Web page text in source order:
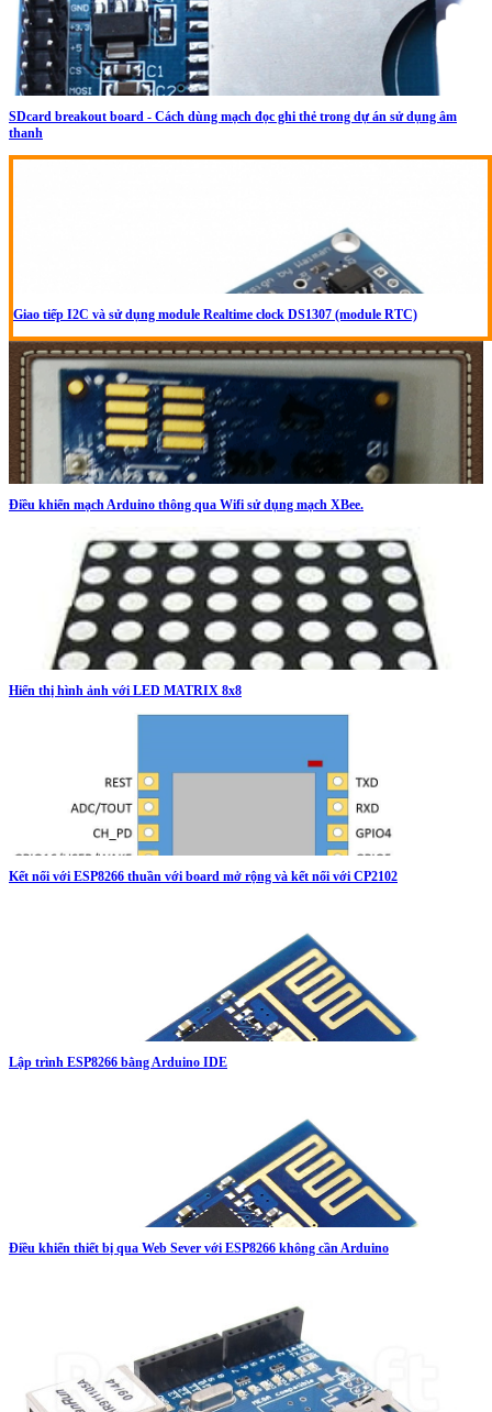
SDcard breakout board - Cách dùng mạch đọc ghi thẻ trong dự án sử dụng âm
thanh
Giao tiếp I2C và sử dụng module Realtime clock DS1307 (module RTC)
Điều khiển mạch Arduino thông qua Wifi sử dụng mạch XBee.
Hiển thị hình ảnh với LED MATRIX 8x8
Kết nối với ESP8266 thuần với board mở rộng và kết nối với CP2102
Lập trình ESP8266 bằng Arduino IDE
Điều khiển thiết bị qua Web Sever với ESP8266 không cần Arduino